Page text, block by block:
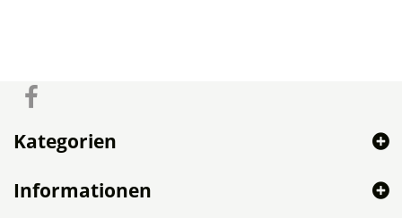
Kategorien
Informationen